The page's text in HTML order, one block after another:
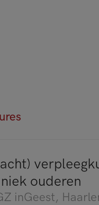
ouderen
inGeest,